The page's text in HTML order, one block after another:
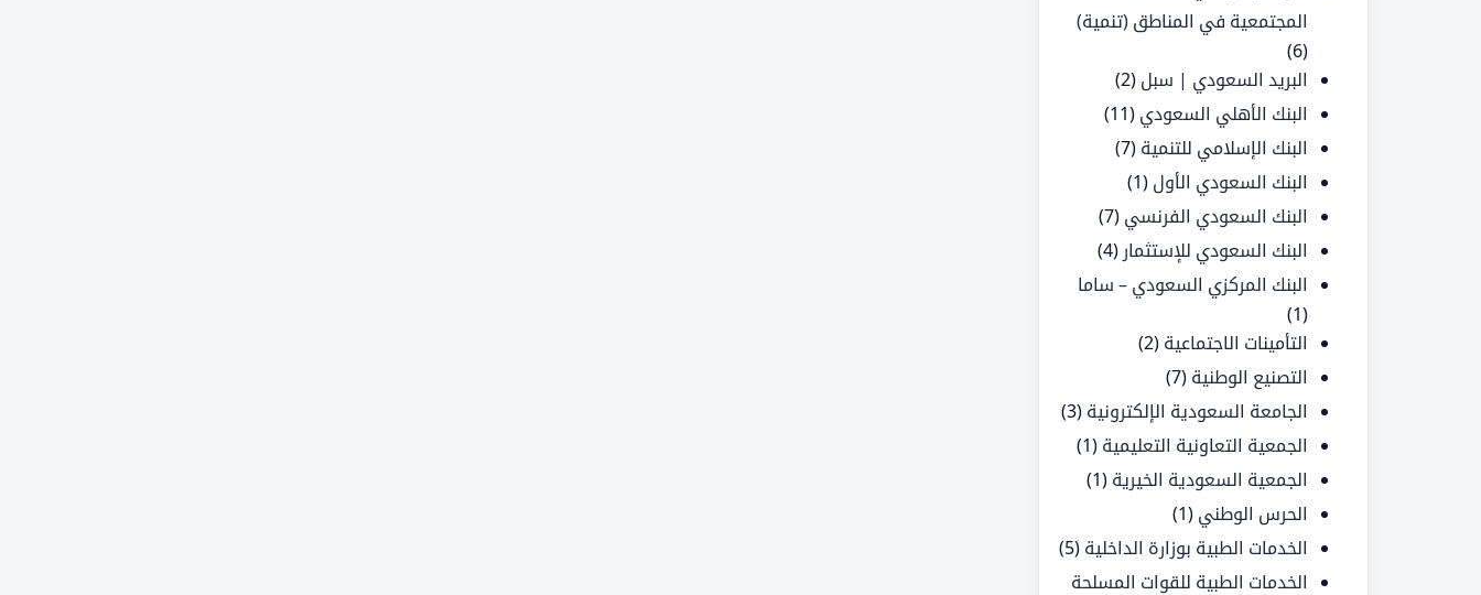
المجتمعية في المناطق (تنمية)
(6)
البريد السعودي | سبل (2)
البنك الأهلي السعودي (11)
البنك الإسلامي للتنمية (7)
البنك السعودي الأول (1)
البنك السعودي الفرنسي (7)
البنك السعودي للإستثمار (4)
البنك المركزي السعودي – ساما
(1)
التأمينات الاجتماعية (2)
التصنيع الوطنية (7)
الجامعة السعودية الإلكترونية (3)
الجمعية التعاونية التعليمية (1)
الجمعية السعودية الخيرية (1)
الحرس الوطني (1)
الخدمات الطبية بوزارة الداخلية (5)
الخدمات الطبية للقوات المسلحة